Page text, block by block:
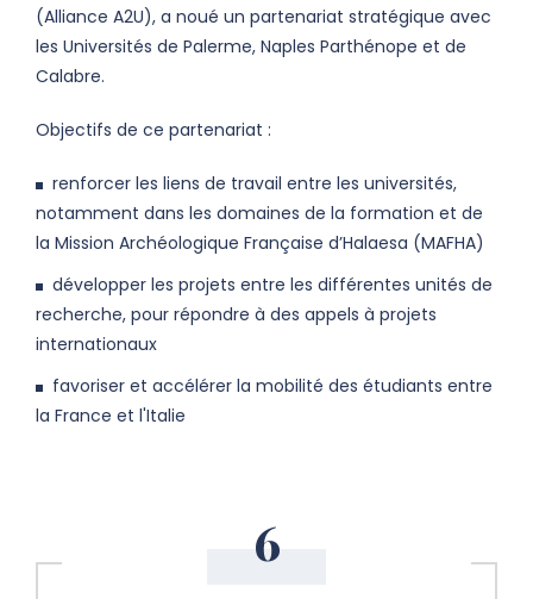
(Alliance A2U), a noué un partenariat stratégique avec
les Universités de Palerme, Naples Parthénope et de
Calabre.
Objectifs de ce partenariat :
renforcer les liens de travail entre les universités,
notamment dans les domaines de la formation et de
la Mission Archéologique Française d’Halaesa (MAFHA)
développer les projets entre les différentes unités de
recherche, pour répondre à des appels à projets
internationaux
favoriser et accélérer la mobilité des étudiants entre
la France et l'Italie
6